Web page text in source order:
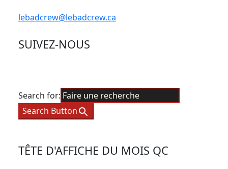
lebadcrew@lebadcrew.ca
SUIVEZ-NOUS
Search for:
Search Button
TÊTE D'AFFICHE DU MOIS QC